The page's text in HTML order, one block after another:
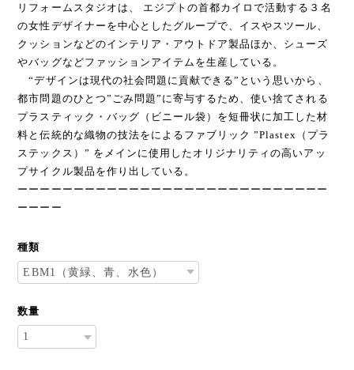
リフォームスタジオは、 エジプトの首都カイロで活動する３名
の女性デザイナーを中心としたグループで、イスやスツール、
クッションなどのインテリア・アウトドア製品ほか、シューズ
やバッグなどファッションアイテムを生産している。
“デザインは現代の社会問題に貢献できる”という思いから、
都市問題のひとつ”ごみ問題”に寄与するため、使い捨てされる
プラスティック・バッグ（ビニール袋）を短冊状に加工した材
料と伝統的な織物の技法をによるファブリック ”Plastex（プラ
ステックス）” をメインに使用したオリジナリティの高いアッ
プサイクル製品を作り出している。
ーーーーーーーーーーーーーーーーーーーーーーーーーーーー
ーーーー
種類
数量